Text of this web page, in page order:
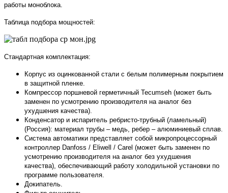
работы моноблока.
Таблица подбора мощностей:
Стандартная комплектация:
Корпус из оцинкованной стали с белым полимерным покрытием
в защитной пленке.
Компрессор поршневой герметичный Tecumseh (может быть
заменен по усмотрению производителя на аналог без
ухудшения качества).
Конденсатор и испаритель ребристо-трубный (ламельный)
(Россия): материал трубы – медь, ребер – алюминиевый сплав.
Система автоматики представляет собой микропроцессорный
контроллер Danfoss / Eliwell / Carel (может быть заменен по
усмотрению производителя на аналог без ухудшения
качества), обеспечивающий работу холодильной установки по
программе пользователя.
Докипатель.